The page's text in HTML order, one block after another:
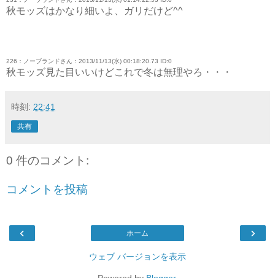
秋モッズはかなり細いよ、ガリだけど^^
226：ノーブランドさん：2013/11/13(水) 00:18:20.73 ID:0
秋モッズ見た目いいけどこれで冬は無理やろ・・・
時刻: 22:41
共有
0 件のコメント:
コメントを投稿
‹ ›
ホーム
ウェブ バージョンを表示